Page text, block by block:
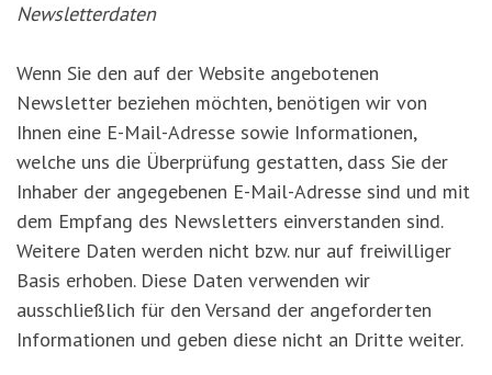
Newsletterdaten
Wenn Sie den auf der Website angebotenen
Newsletter beziehen möchten, benötigen wir von
Ihnen eine E-Mail-Adresse sowie Informationen,
welche uns die Überprüfung gestatten, dass Sie der
Inhaber der angegebenen E-Mail-Adresse sind und mit
dem Empfang des Newsletters einverstanden sind.
Weitere Daten werden nicht bzw. nur auf freiwilliger
Basis erhoben. Diese Daten verwenden wir
ausschließlich für den Versand der angeforderten
Informationen und geben diese nicht an Dritte weiter.